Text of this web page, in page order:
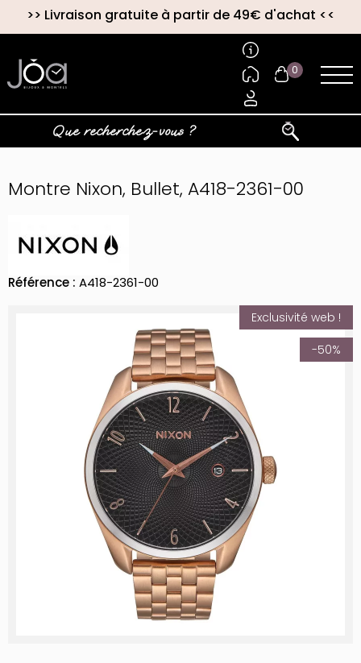
>> Livraison gratuite à partir de 49€ d'achat <<
0
Montre Nixon, Bullet, A418-2361-00
Référence : A418-2361-00
Exclusivité web !
-50%